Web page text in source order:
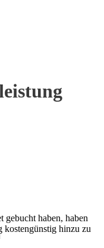
gebucht haben, haben
hinzu zu